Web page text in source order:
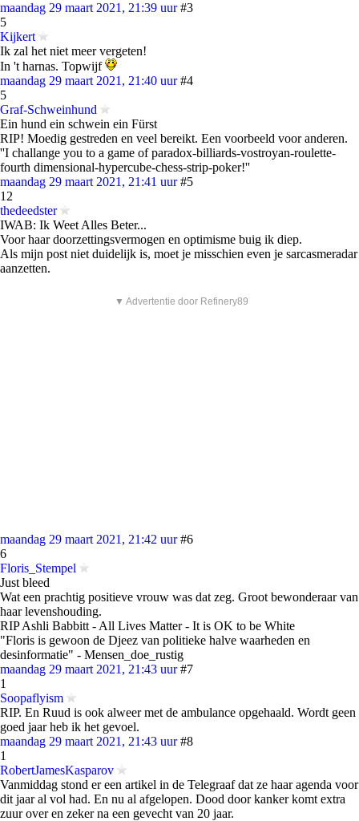
maandag 29 maart 2021, 21:39 uur #3
5
Kijkert
Ik zal het niet meer vergeten!
In 't harnas. Topwijf
maandag 29 maart 2021, 21:40 uur #4
5
Graf-Schweinhund
Ein hund ein schwein ein Fürst
RIP! Moedig gestreden en veel bereikt. Een voorbeeld voor anderen.
''I challange you to a game of paradox-billiards-vostroyan-roulette-
fourth dimensional-hypercube-chess-strip-poker!''
maandag 29 maart 2021, 21:41 uur #5
12
thedeedster
IWAB: Ik Weet Alles Beter...
Voor haar doorzettingsvermogen en optimisme buig ik diep.
Als mijn post niet duidelijk is, moet je misschien even je sarcasmeradar
aanzetten.
▼ Advertentie door Refinery89
maandag 29 maart 2021, 21:42 uur #6
6
Floris_Stempel
Just bleed
Wat een prachtig positieve vrouw was dat zeg. Groot bewonderaar van
haar levenshouding.
RIP Ashli Babbitt - All Lives Matter - It is OK to be White
"Floris is gewoon de Djeez van politieke halve waarheden en
desinformatie" - Mensen_doe_rustig
maandag 29 maart 2021, 21:43 uur #7
1
Soopaflyism
RIP. En Ruud is ook alweer met de ambulance opgehaald. Wordt geen
goed jaar heb ik het gevoel.
maandag 29 maart 2021, 21:43 uur #8
1
RobertJamesKasparov
Vanmiddag stond er een artikel in de Telegraaf dat ze haar agenda voor
dit jaar al vol had. En nu al afgelopen. Dood door kanker komt extra
zuur over en zeker na een gevecht van 20 jaar.